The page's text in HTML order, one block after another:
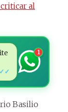
al
✓✓
1
Basilio